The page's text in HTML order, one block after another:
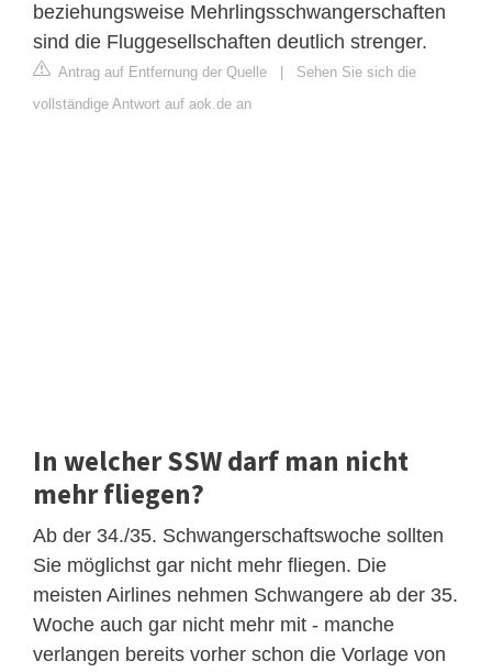
beziehungsweise Mehrlingsschwangerschaften
sind die Fluggesellschaften deutlich strenger.
Antrag auf Entfernung der Quelle
Sehen Sie sich die
vollständige Antwort auf aok.de an
In welcher SSW darf man nicht
mehr fliegen?
Ab der 34./35. Schwangerschaftswoche sollten
Sie möglichst gar nicht mehr fliegen. Die
meisten Airlines nehmen Schwangere ab der 35.
Woche auch gar nicht mehr mit - manche
verlangen bereits vorher schon die Vorlage von